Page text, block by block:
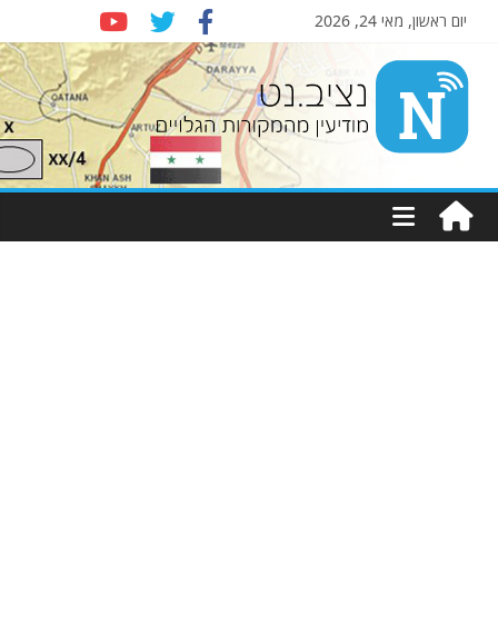
יום ראשון, מאי 24, 2026
Nziv.net
מודיעין
מהמקורות